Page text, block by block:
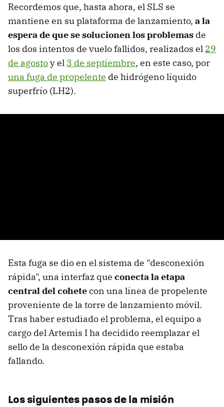
Recordemos que, hasta ahora, el SLS se
mantiene en su plataforma de lanzamiento, a la
espera de que se solucionen los problemas de
los dos intentos de vuelo fallidos, realizados el 29
de agostoy el 3 de septiembre, en este caso, por
una fuga de propelente de hidrógeno líquido
superfrío (LH2).
Esta fuga se dio en el sistema de "desconexión
rápida", una interfaz que conecta la etapa
central del cohetecon una línea de propelente
proveniente de la torre de lanzamiento móvil.
Tras haber estudiado el problema, el equipo a
cargo del Artemis I ha decidido reemplazar el
sello de la desconexión rápida que estaba
fallando.
Los siguientes pasos de la misión